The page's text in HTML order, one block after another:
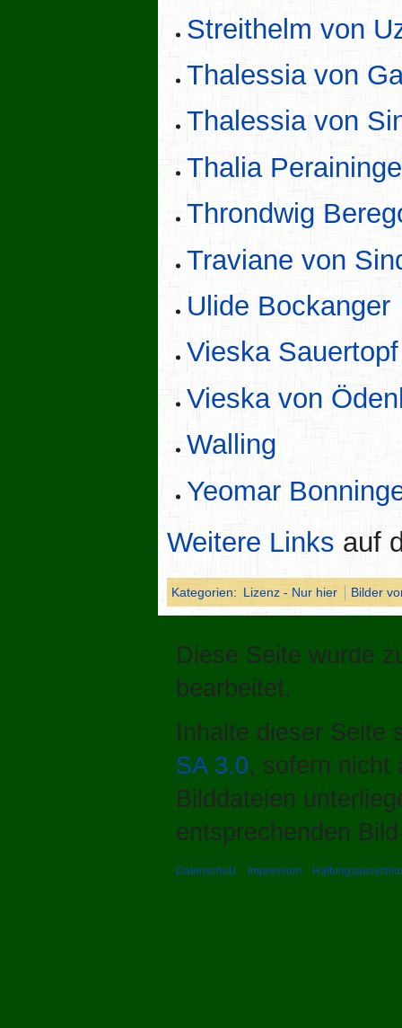
Streithelm von
Thalessia von
Thalessia von
Thalia
Throndwig
Traviane von
Ulide Bockanger
Vieska Sauertopf
Vieska von
Walling
Yeomar
Weitere Links auf
Kategorien: Lizenz - Nur hier Bilder
Diese Seite wurde
bearbeitet.
Inhalte dieser Seite
SA 3.0, sofern nicht
Bilddateien
entsprechenden
Datenschutz Impressum